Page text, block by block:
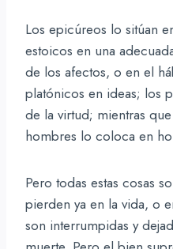
Los epicúreos lo sitúan
estoicos en una
de los afectos, o en el
platónicos en ideas; los
de la virtud; mientras
hombres lo coloca en
Pero todas estas cosas
pierden ya en la vida, o
son interrumpidas y